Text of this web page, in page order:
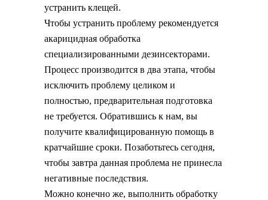
устранить клещей.
Чтобы устранить проблему рекомендуется
акарицидная обработка
специализированными дезинсекторами.
Процесс производится в два этапа, чтобы
исключить проблему целиком и
полностью, предварительная подготовка
не требуется. Обратившись к нам, вы
получите квалифицированную помощь в
кратчайшие сроки. Позаботьтесь сегодня,
чтобы завтра данная проблема не принесла
негативные последствия.
Можно конечно же, выполнить обработку